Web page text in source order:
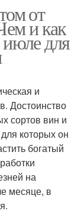
от
и как
июле для
и
Достоинство
сортов вин и
которых он
богатый
на
месяце, в